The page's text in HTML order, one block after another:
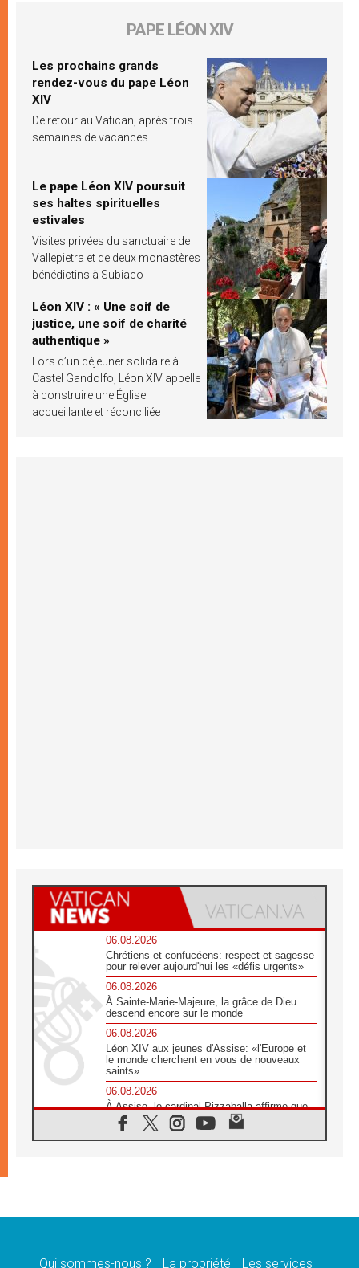
PAPE LÉON XIV
Les prochains grands
rendez-vous du pape Léon
XIV
De retour au Vatican, après trois
semaines de vacances
Le pape Léon XIV poursuit
ses haltes spirituelles
estivales
Visites privées du sanctuaire de
Vallepietra et de deux monastères
bénédictins à Subiaco
Léon XIV : « Une soif de
justice, une soif de charité
authentique »
Lors d’un déjeuner solidaire à
Castel Gandolfo, Léon XIV appelle
à construire une Église
accueillante et réconciliée
06.08.2026
Chrétiens et confucéens: respect et sagesse
pour relever aujourd'hui les «défis urgents»
06.08.2026
À Sainte-Marie-Majeure, la grâce de Dieu
descend encore sur le monde
06.08.2026
Léon XIV aux jeunes d'Assise: «l'Europe et
le monde cherchent en vous de nouveaux
saints»
06.08.2026
À Assise, le cardinal Pizzaballa affirme que
«les chrétiens veulent la paix»
06.08.2026
message de paix et de dignité humaine»
Qui sommes-nous ? La propriété Les services